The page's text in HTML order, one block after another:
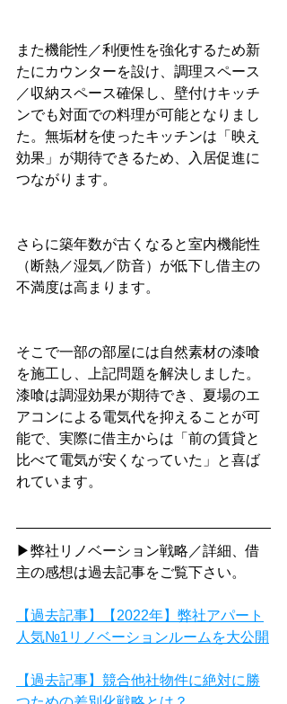
また機能性／利便性を強化するため新
たにカウンターを設け、調理スペース
／収納スペース確保し、壁付けキッチ
ンでも対面での料理が可能となりまし
た。無垢材を使ったキッチンは「映え
効果」が期待できるため、入居促進に
つながります。
さらに築年数が古くなると室内機能性
（断熱／湿気／防音）が低下し借主の
不満度は高まります。
そこで一部の部屋には自然素材の漆喰
を施工し、上記問題を解決しました。
漆喰は調湿効果が期待でき、夏場のエ
アコンによる電気代を抑えることが可
能で、実際に借主からは「前の賃貸と
比べて電気が安くなっていた」と喜ば
れています。
▶弊社リノベーション戦略／詳細、借
主の感想は過去記事をご覧下さい。
【過去記事】【2022年】弊社アパート
人気№1リノベーションルームを大公開
【過去記事】競合他社物件に絶対に勝